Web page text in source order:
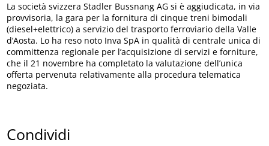
La società svizzera Stadler Bussnang AG si è aggiudicata, in via
provvisoria, la gara per la fornitura di cinque treni bimodali
(diesel+elettrico) a servizio del trasporto ferroviario della Valle
d’Aosta. Lo ha reso noto Inva SpA in qualità di centrale unica di
committenza regionale per l’acquisizione di servizi e forniture,
che il 21 novembre ha completato la valutazione dell’unica
offerta pervenuta relativamente alla procedura telematica
negoziata.
Condividi